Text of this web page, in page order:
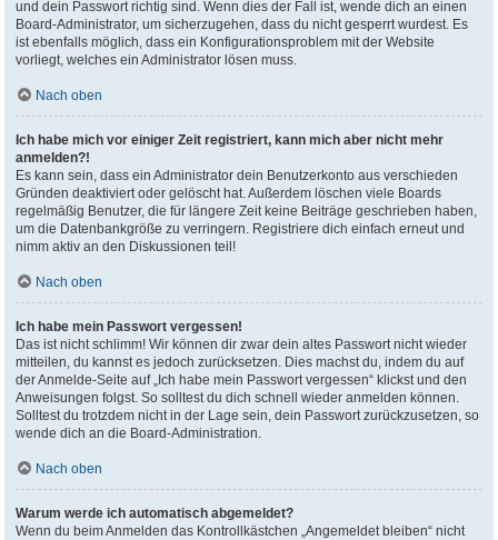
und dein Passwort richtig sind. Wenn dies der Fall ist, wende dich an einen
Board-Administrator, um sicherzugehen, dass du nicht gesperrt wurdest. Es
ist ebenfalls möglich, dass ein Konfigurationsproblem mit der Website
vorliegt, welches ein Administrator lösen muss.
Nach oben
Ich habe mich vor einiger Zeit registriert, kann mich aber nicht mehr
anmelden?!
Es kann sein, dass ein Administrator dein Benutzerkonto aus verschieden
Gründen deaktiviert oder gelöscht hat. Außerdem löschen viele Boards
regelmäßig Benutzer, die für längere Zeit keine Beiträge geschrieben haben,
um die Datenbankgröße zu verringern. Registriere dich einfach erneut und
nimm aktiv an den Diskussionen teil!
Nach oben
Ich habe mein Passwort vergessen!
Das ist nicht schlimm! Wir können dir zwar dein altes Passwort nicht wieder
mitteilen, du kannst es jedoch zurücksetzen. Dies machst du, indem du auf
der Anmelde-Seite auf „Ich habe mein Passwort vergessen“ klickst und den
Anweisungen folgst. So solltest du dich schnell wieder anmelden können.
Solltest du trotzdem nicht in der Lage sein, dein Passwort zurückzusetzen, so
wende dich an die Board-Administration.
Nach oben
Warum werde ich automatisch abgemeldet?
Wenn du beim Anmelden das Kontrollkästchen „Angemeldet bleiben“ nicht